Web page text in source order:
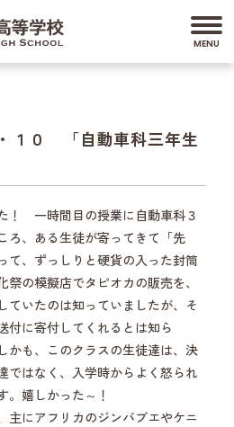
１０ 「自動車科三年生
！ 一時間目の授業に自動車科３
ろ、ある生徒が寄ってきて「先
て、ずっしりと硬貨の入った封筒
の模擬店でタピオカの販売を、
ていたのは知っていましたが、そ
付に寄付してくれるとは知ら
かも、このクラスの生徒達は、決
ではなく、入学時からよく怒られ
。嬉しかった～！
主にアフリカのジンバブエやケニ